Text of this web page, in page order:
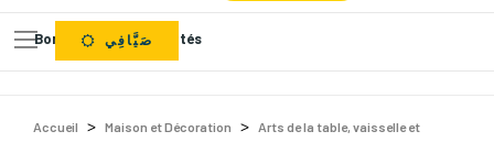
Bons Plans Nouveautés
صَيَّافِي
Accueil Maison et Décoration
Arts de la table, vaisselle et